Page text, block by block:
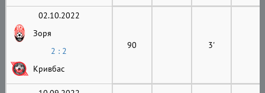
02.10.2022
Зоря
2 : 2
Кривбас
90 3'